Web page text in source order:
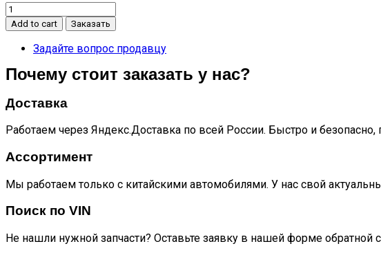
Трубопровод
системы
охлаждения
JS6
Add to cart Заказать
Задайте вопрос продавцу
Почему стоит заказать у нас?
Доставка
Работаем через Яндекс.Доставка по всей России. Быстро и безопасно,
Ассортимент
Мы работаем только с китайскими автомобилями. У нас свой
Поиск по VIN
Не нашли нужной запчасти? Оставьте заявку в нашей форме обратной